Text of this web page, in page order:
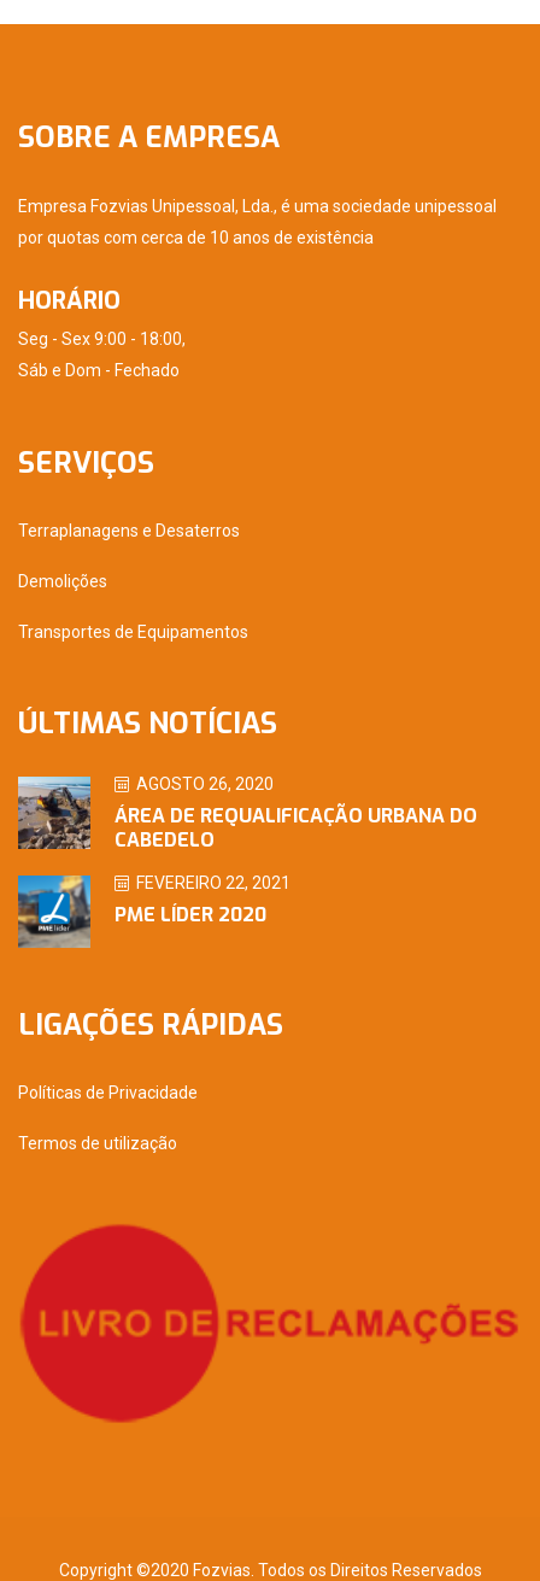
SOBRE A EMPRESA
Empresa Fozvias Unipessoal, Lda., é uma sociedade unipessoal
por quotas com cerca de 10 anos de existência
HORÁRIO
Seg - Sex 9:00 - 18:00,
Sáb e Dom - Fechado
SERVIÇOS
Terraplanagens e Desaterros
Demolições
Transportes de Equipamentos
ÚLTIMAS NOTÍCIAS
AGOSTO 26, 2020
ÁREA DE REQUALIFICAÇÃO URBANA DO
CABEDELO
FEVEREIRO 22, 2021
PME LÍDER 2020
LIGAÇÕES RÁPIDAS
Políticas de Privacidade
Termos de utilização
Copyright ©2020 Fozvias. Todos os Direitos Reservados